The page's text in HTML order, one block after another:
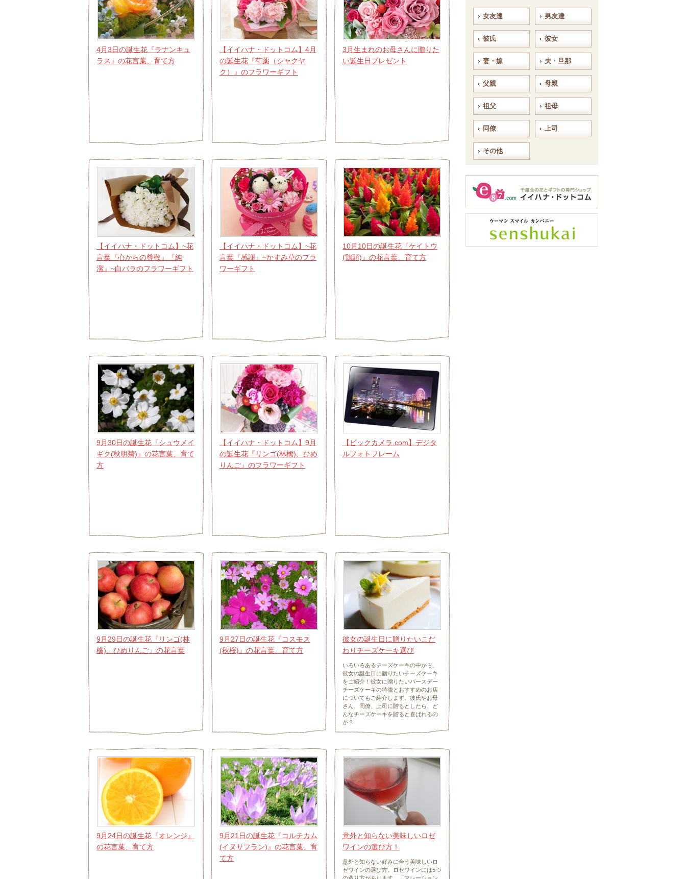
4月3日の誕生花『ラナンキュ
ラス』の花言葉、育て方
【イイハナ・ドットコム】4月
の誕生花『芍薬（シャクヤ
ク）』のフラワーギフト
3月生まれのお母さんに贈りた
い誕生日プレゼント
【イイハナ・ドットコム】~花
言葉『心からの尊敬』『純
潔』~白バラのフラワーギフト
【イイハナ・ドットコム】~花
言葉『感謝』~かすみ草のフラ
ワーギフト
10月10日の誕生花『ケイトウ
(鶏頭)』の花言葉、育て方
9月30日の誕生花『シュウメイ
ギク(秋明菊)』の花言葉、育て
方
【イイハナ・ドットコム】9月
の誕生花『リンゴ(林檎)、ひめ
りんご』のフラワーギフト
【ビックカメラ.com】デジタ
ルフォトフレーム
9月29日の誕生花『リンゴ(林
檎)、ひめりんご』の花言葉
9月27日の誕生花『コスモス
(秋桜)』の花言葉、育て方
彼女の誕生日に贈りたいこだ
わりチーズケーキ選び
いろいろあるチーズケーキの中から、
彼女の誕生日に贈りたいチーズケーキ
をご紹介！彼女に贈りたいバースデー
チーズケーキの特徴とおすすめのお店
についてもご紹介します。彼氏やお母
さん、同僚、上司に贈るとしたら、ど
んなチーズケーキを贈ると喜ばれるの
か？
9月24日の誕生花『オレンジ』
の花言葉、育て方
9月21日の誕生花『コルチカム
(イヌサフラン)』の花言葉、育
て方
意外と知らない美味しいロゼ
ワインの選び方！
意外と知らない好みに合う美味しいロ
ゼワインの選び方。ロゼワインには5つ
女友達 男友達
彼氏 彼女
妻・嫁 夫・旦那
父親 母親
祖父 祖母
同僚 上司
その他